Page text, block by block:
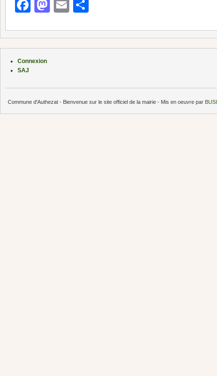
Facebook
Mastodon
Email
Connexion
SAJ
Commune d'Authezat - Bienvenue sur le site officiel de la mairie - Mis en oeuvre par